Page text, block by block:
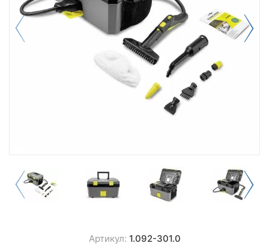
Артикул: 1.092-301.0